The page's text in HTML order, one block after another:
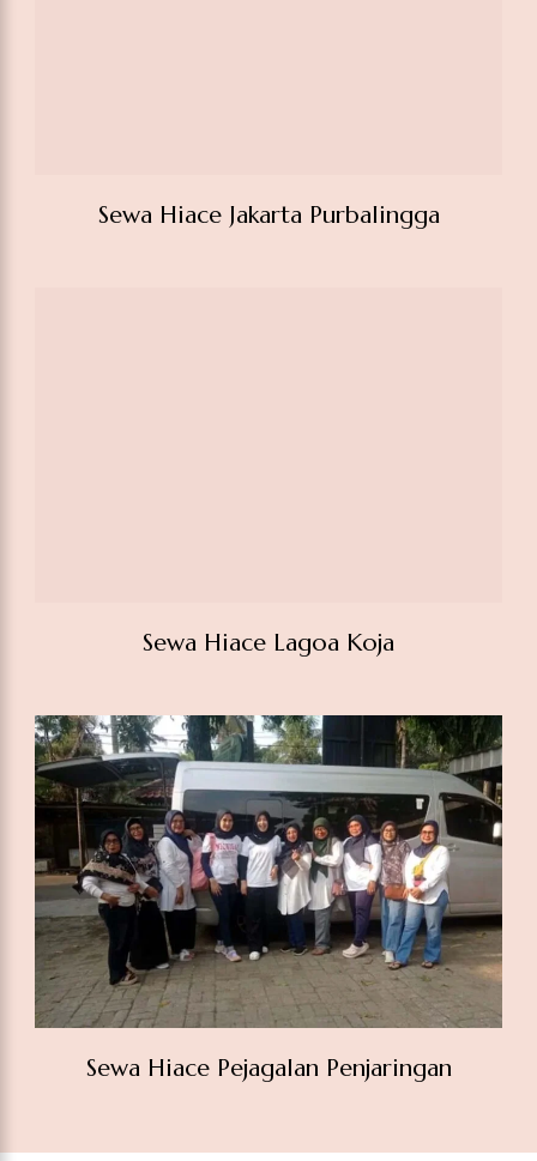
Sewa Hiace Jakarta Purbalingga
Sewa Hiace Lagoa Koja
Sewa Hiace Pejagalan Penjaringan